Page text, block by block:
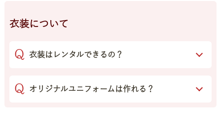
衣装について
衣装はレンタルできるの？
オリジナルユニフォームは作れる？